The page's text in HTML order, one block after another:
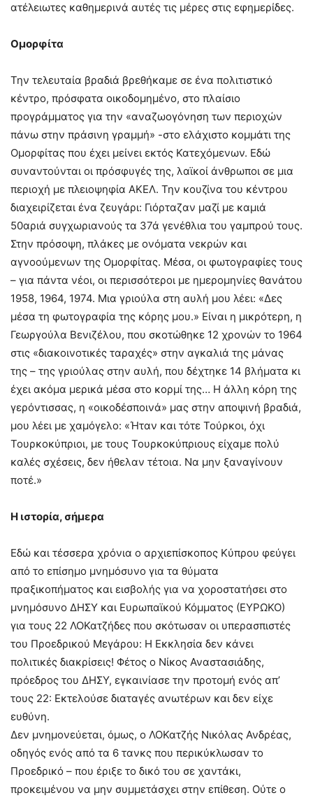
ατέλειωτες καθημερινά αυτές τις μέρες στις εφημερίδες.
Ομορφίτα
Την τελευταία βραδιά βρεθήκαμε σε ένα πολιτιστικό
κέντρο, πρόσφατα οικοδομημένο, στο πλαίσιο
προγράμματος για την «αναζωογόνηση των περιοχών
πάνω στην πράσινη γραμμή» -στο ελάχιστο κομμάτι της
Ομορφίτας που έχει μείνει εκτός Κατεχόμενων. Εδώ
συναντούνται οι πρόσφυγές της, λαϊκοί άνθρωποι σε μια
περιοχή με πλειοψηφία ΑΚΕΛ. Την κουζίνα του κέντρου
διαχειρίζεται ένα ζευγάρι: Γιόρταζαν μαζί με καμιά
50αριά συγχωριανούς τα 37ά γενέθλια του γαμπρού τους.
Στην πρόσοψη, πλάκες με ονόματα νεκρών και
αγνοούμενων της Ομορφίτας. Μέσα, οι φωτογραφίες τους
– για πάντα νέοι, οι περισσότεροι με ημερομηνίες θανάτου
1958, 1964, 1974. Μια γριούλα στη αυλή μου λέει: «Δες
μέσα τη φωτογραφία της κόρης μου.» Είναι η μικρότερη, η
Γεωργούλα Βενιζέλου, που σκοτώθηκε 12 χρονών το 1964
στις «διακοινοτικές ταραχές» στην αγκαλιά της μάνας
της – της γριούλας στην αυλή, που δέχτηκε 14 βλήματα κι
έχει ακόμα μερικά μέσα στο κορμί της… Η άλλη κόρη της
γερόντισσας, η «οικοδέσποινά» μας στην αποψινή βραδιά,
μου λέει με χαμόγελο: «Ήταν και τότε Τούρκοι, όχι
Τουρκοκύπριοι, με τους Τουρκοκύπριους είχαμε πολύ
καλές σχέσεις, δεν ήθελαν τέτοια. Να μην ξαναγίνουν
ποτέ.»
Η ιστορία, σήμερα
Εδώ και τέσσερα χρόνια ο αρχιεπίσκοπος Κύπρου φεύγει
από το επίσημο μνημόσυνο για τα θύματα
πραξικοπήματος και εισβολής για να χοροστατήσει στο
μνημόσυνο ΔΗΣΥ και Ευρωπαϊκού Κόμματος (ΕΥΡΩΚΟ)
για τους 22 ΛΟΚατζήδες που σκότωσαν οι υπερασπιστές
του Προεδρικού Μεγάρου: Η Εκκλησία δεν κάνει
πολιτικές διακρίσεις! Φέτος ο Νίκος Αναστασιάδης,
πρόεδρος του ΔΗΣΥ, εγκαινίασε την προτομή ενός απ’
τους 22: Εκτελούσε διαταγές ανωτέρων και δεν είχε
ευθύνη.
Δεν μνημονεύεται, όμως, ο ΛΟΚατζής Νικόλας Ανδρέας,
οδηγός ενός από τα 6 τανκς που περικύκλωσαν το
Προεδρικό – που έριξε το δικό του σε χαντάκι,
προκειμένου να μην συμμετάσχει στην επίθεση. Ούτε ο